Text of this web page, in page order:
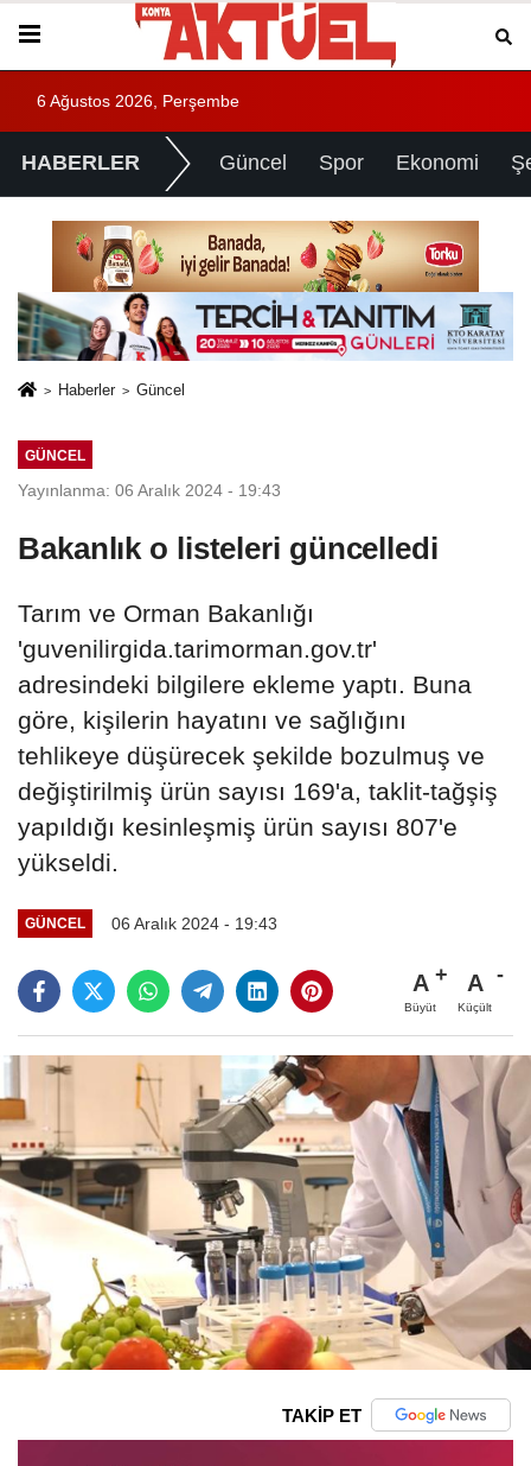
6 Ağustos 2026, Perşembe
HABERLER Güncel Spor Ekonomi
Haberler Güncel
GÜNCEL
Yayınlanma: 06 Aralık 2024 - 19:43
Bakanlık o listeleri güncelledi
Tarım ve Orman Bakanlığı
'guvenilirgida.tarimorman.gov.tr'
adresindeki bilgilere ekleme yaptı. Buna
göre, kişilerin hayatını ve sağlığını
tehlikeye düşürecek şekilde bozulmuş ve
değiştirilmiş ürün sayısı 169'a, taklit-tağşiş
yapıldığı kesinleşmiş ürün sayısı 807'e
yükseldi.
GÜNCEL 06 Aralık 2024 - 19:43
A
Büyüt
A
Küçült
TAKİP ET